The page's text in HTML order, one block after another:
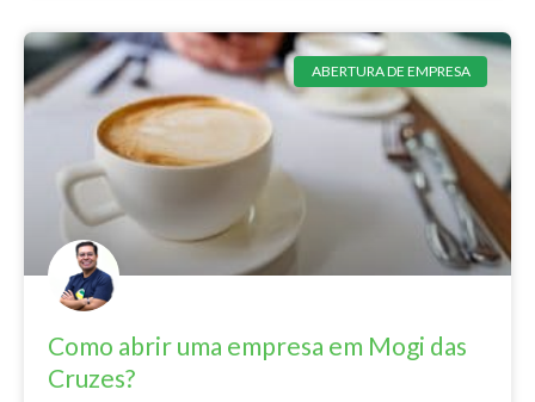
ABERTURA DE EMPRESA
Como abrir uma empresa em Mogi das
Cruzes?